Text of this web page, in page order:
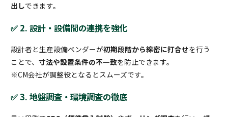
出しできます。
✅ 2. 設計・設備間の連携を強化
設計者と生産設備ベンダーが初期段階から綿密に打合せを行う
ことで、寸法や設置条件の不一致を防止できます。
※CM会社が調整役となるとスムーズです。
✅ 3. 地盤調査・環境調査の徹底